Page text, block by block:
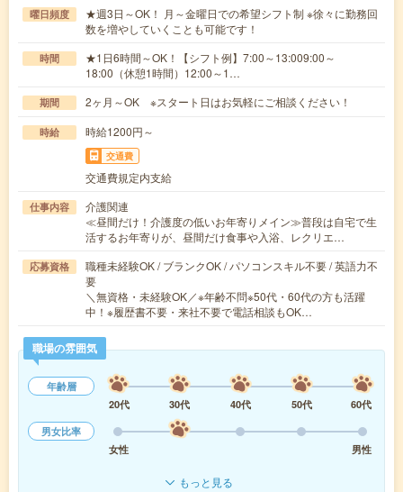
曜日頻度
★週3日～OK！ 月～金曜日での希望シフト制 ※徐々に勤務回
数を増やしていくことも可能です！
時間
★1日6時間～OK！【シフト例】7:00～13:009:00～
18:00（休憩1時間）12:00～1…
期間 2ヶ月～OK ※スタート日はお気軽にご相談ください！
時給 時給1200円～
交通費
交通費規定内支給
仕事内容
介護関連
≪昼間だけ！介護度の低いお年寄りメイン≫普段は自宅で生
活するお年寄りが、昼間だけ食事や入浴、レクリエ…
応募資格
職種未経験OK / ブランクOK / パソコンスキル不要 / 英語力不
要
＼無資格・未経験OK／※年齢不問※50代・60代の方も活躍
中！※履歴書不要・来社不要で電話相談もOK…
職場の雰囲気
年齢層
20代
30代 40代 50代
60代
男女比率
女性
男性
もっと見る